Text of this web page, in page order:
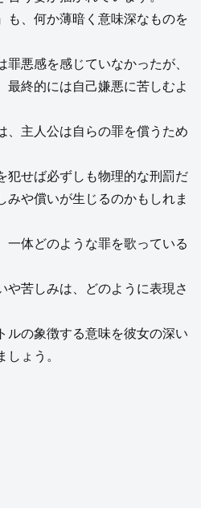
も、何か薄暗く意味深なものを
悪感を感じていなかったが、
最終的には自己嫌悪に苦しむよ
、主人公は自らの罪を償うため
犯せば必ずしも物理的な刑罰だ
みや償いが生じるのかもしれま
一体どのような罪を歌っている
や苦しみは、どのように表現さ
ルの象徴する意味を彼女の深い
ょう。